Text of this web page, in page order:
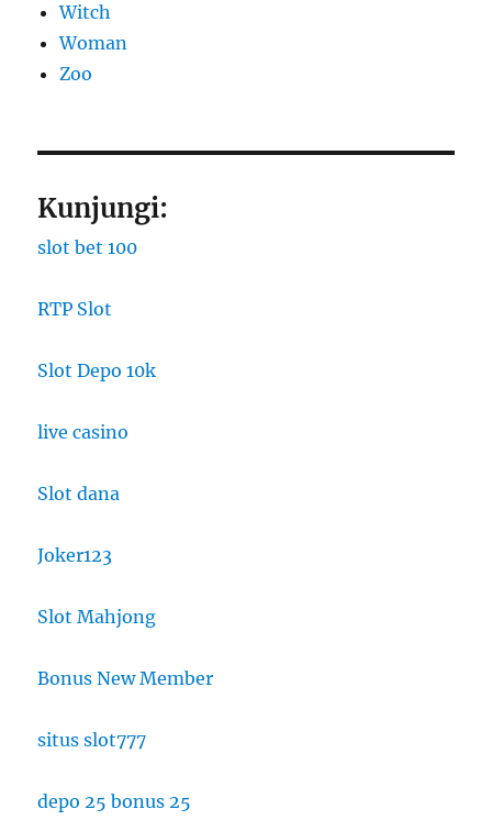
Witch
Woman
Zoo
Kunjungi:
slot bet 100
RTP Slot
Slot Depo 10k
live casino
Slot dana
Joker123
Slot Mahjong
Bonus New Member
situs slot777
depo 25 bonus 25